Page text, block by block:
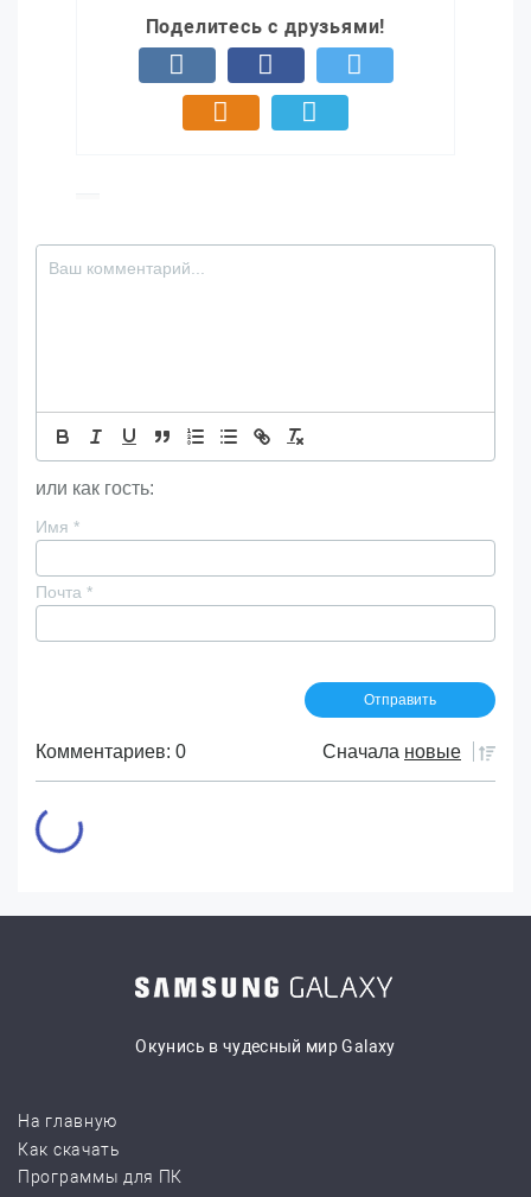
Поделитесь с друзьями!
или как гость:
Имя *
Почта *
Комментариев: 0 Сначала новые
Окунись в чудесный мир Galaxy
На главную
Как скачать
Программы для ПК